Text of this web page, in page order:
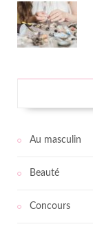
Au masculin
Beauté
Concours